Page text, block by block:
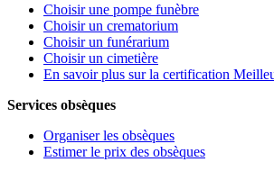
Choisir une pompe funèbre
Choisir un crematorium
Choisir un funérarium
Choisir un cimetière
En savoir plus sur la certification
Services obsèques
Organiser les obsèques
Estimer le prix des obsèques